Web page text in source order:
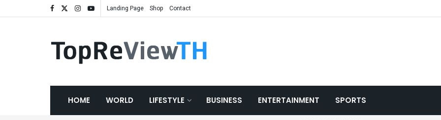
Landing Page Shop Contact
HOME WORLD LIFESTYLE BUSINESS ENTERTAINMENT SPORTS